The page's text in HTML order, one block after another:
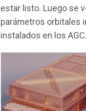
estar listo. Luego se
parámetros orbitales
instalados en los AGC.